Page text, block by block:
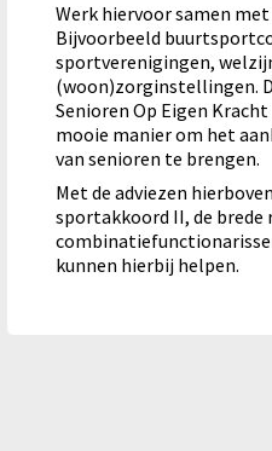
Werk hiervoor samen
Bijvoorbeeld
sportverenigingen,
(woon)zorginstellingen.
Senioren Op Eigen
mooie manier om het
van senioren te brengen.
Met de adviezen
sportakkoord II, de brede
kunnen hierbij helpen.